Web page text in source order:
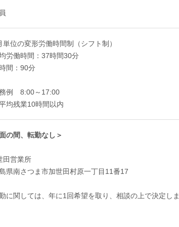
単位の変形労働時間制（シフト制）
労働時間：37時間30分
間：90分
例 8:00～17:00
均残業10時間以内
の間、転勤なし＞
田営業所
県南さつま市加世田村原一丁目11番17
に関しては、年に1回希望を取り、相談の上で決定しま